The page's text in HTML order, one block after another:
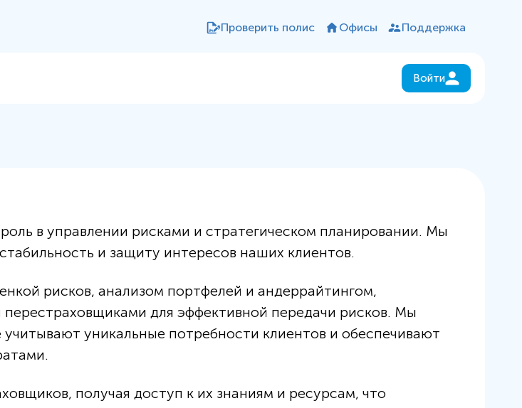
Проверить полис Офисы Поддержка
Войти
в управлении рисками и стратегическом планировании. Мы
и защиту интересов наших клиентов.
рисков, анализом портфелей и андеррайтингом,
для эффективной передачи рисков. Мы
уникальные потребности клиентов и обеспечивают
получая доступ к их знаниям и ресурсам, что